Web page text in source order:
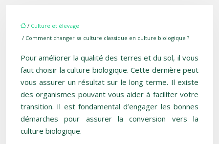
/ Culture et élevage
/ Comment changer sa culture classique en culture biologique ?
Pour améliorer la qualité des terres et du sol, il vous
faut choisir la culture biologique. Cette dernière peut
vous assurer un résultat sur le long terme. Il existe
des organismes pouvant vous aider à faciliter votre
transition. Il est fondamental d’engager les bonnes
démarches pour assurer la conversion vers la
culture biologique.